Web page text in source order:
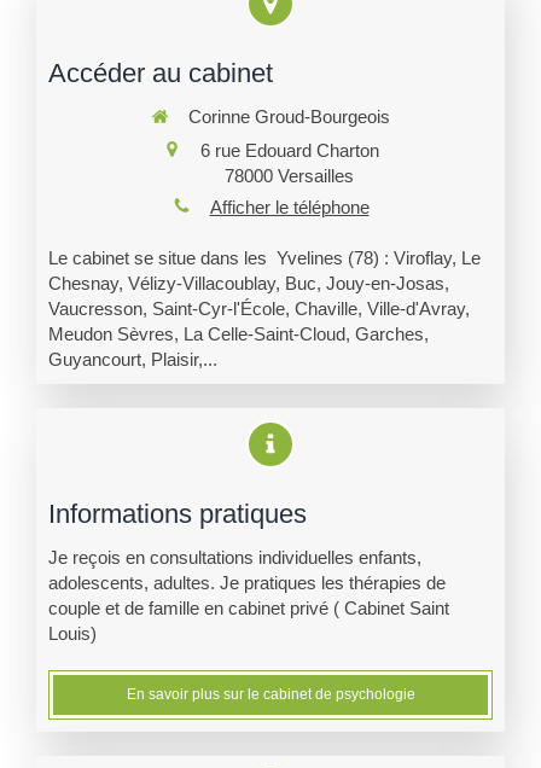
Accéder au cabinet
Corinne Groud-Bourgeois
6 rue Edouard Charton
78000 Versailles
Afficher le téléphone
Le cabinet se situe dans les Yvelines (78) : Viroflay, Le
Chesnay, Vélizy-Villacoublay, Buc, Jouy-en-Josas,
Vaucresson, Saint-Cyr-l'École, Chaville, Ville-d'Avray,
Meudon Sèvres, La Celle-Saint-Cloud, Garches,
Guyancourt, Plaisir,...
Informations pratiques
Je reçois en consultations individuelles enfants,
adolescents, adultes. Je pratiques les thérapies de
couple et de famille en cabinet privé ( Cabinet Saint
Louis)
En savoir plus sur le cabinet de psychologie